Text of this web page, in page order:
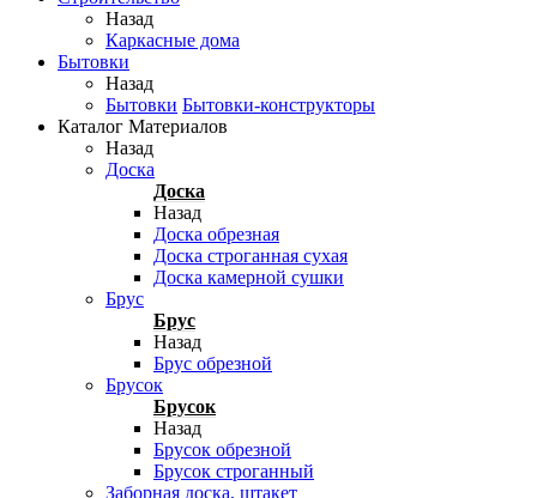
Назад
Каркасные дома
Бытовки
Назад
Бытовки Бытовки-конструкторы
Каталог Материалов
Назад
Доска
Доска
Назад
Доска обрезная
Доска строганная сухая
Доска камерной сушки
Брус
Брус
Назад
Брус обрезной
Брусок
Брусок
Назад
Брусок обрезной
Брусок строганный
Заборная доска, штакет